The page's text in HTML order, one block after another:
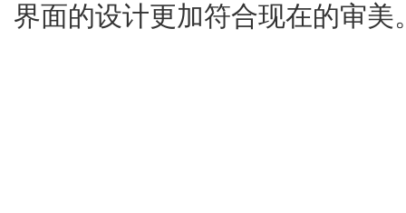
界面的设计更加符合现在的审美